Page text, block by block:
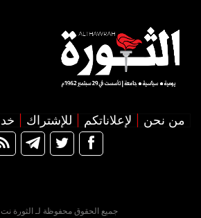
من نحن لإعلاناتكم للإشتراك
جميع الحقوق محفوظة لـ الثورة نت ©